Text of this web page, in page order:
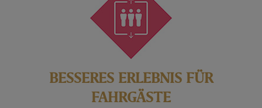
BESSERES ERLEBNIS FÜR
FAHRGÄSTE